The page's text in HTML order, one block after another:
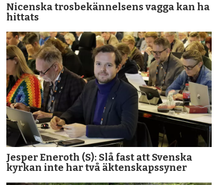
Nicenska trosbekännelsens vagga kan ha
hittats
Jesper Eneroth (S): Slå fast att Svenska
kyrkan inte har två äktenskapssyner